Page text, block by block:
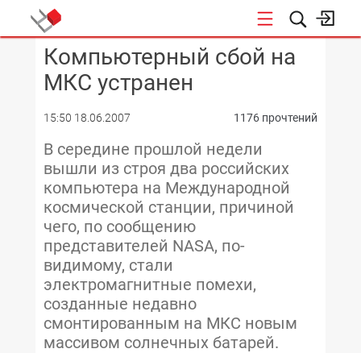
КОНФЕРЕНЦИИ
Компьютерный сбой на
МКС устранен
15:50 18.06.2007 1176 прочтений
В середине прошлой недели
вышли из строя два российских
компьютера на Международной
космической станции, причиной
чего, по сообщению
представителей NASA, по-
видимому, стали
электромагнитные помехи,
созданные недавно
смонтированным на МКС новым
массивом солнечных батарей.